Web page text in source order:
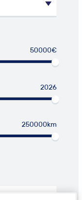
50000€
2026
250000km